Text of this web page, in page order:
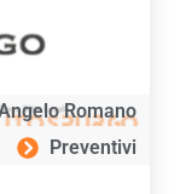
Romano
Preventivi